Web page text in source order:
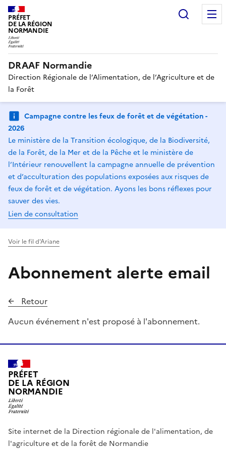
PRÉFET
DE LA RÉGION
NORMANDIE
DRAAF Normandie
Direction Régionale de l’Alimentation, de l’Agriculture et de
la Forêt
Campagne contre les feux de forêt et de végétation -
2026
Le ministère de la Transition écologique, de la Biodiversité,
de la Forêt, de la Mer et de la Pêche et le ministère de
l’Intérieur renouvellent la campagne annuelle de prévention
et d’acculturation des populations exposées aux risques de
feux de forêt et de végétation. Ayons les bons réflexes pour
sauver des vies.
Lien de consultation
Voir le fil d'Ariane
Abonnement alerte email
Retour
Aucun événement n'est proposé à l'abonnement.
PRÉFET
DE LA RÉGION
NORMANDIE
Site internet de la Direction régionale de l'alimentation, de
l'agriculture et de la forêt de Normandie